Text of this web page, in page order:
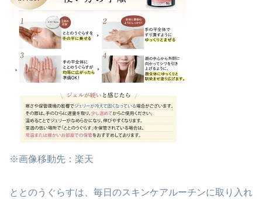
※画像移動先：楽天
ととのうぐらすは、毎日のスキンケアルーチンに取り入れ